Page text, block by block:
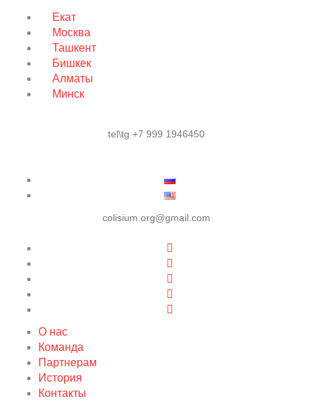
Екат
Москва
Ташкент
Бишкек
Алматы
Минск
tel\tg +7 999 1946450
colisium.org@gmail.com
О нас
Команда
Партнерам
История
Контакты